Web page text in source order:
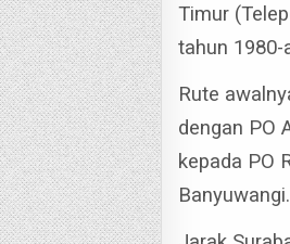
Timur
tahun
Rute
dengan PO
kepada PO
Banyuwangi.